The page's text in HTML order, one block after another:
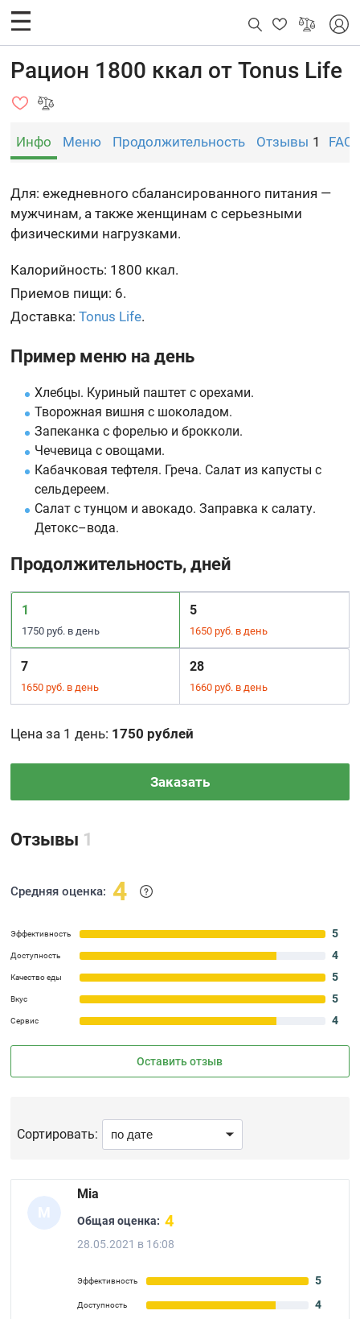
Рацион 1800 ккал от Tonus Life
Инфо Меню Продолжительность Отзывы 1 FAQ
Для: ежедневного сбалансированного питания —
мужчинам, а также женщинам с серьезными
физическими нагрузками.
Калорийность: 1800 ккал.
Приемов пищи: 6.
Доставка:Tonus Life.
Пример меню на день
Хлебцы. Куриный паштет с орехами.
Творожная вишня с шоколадом.
Запеканка с форелью и брокколи.
Чечевица с овощами.
Кабачковая тефтеля. Греча. Салат из капусты с
сельдереем.
Салат с тунцом и авокадо. Заправка к салату.
Детокс–вода.
Продолжительность, дней
1
1750 руб. в день
5
1650 руб. в день
7
1650 руб. в день
28
1660 руб. в день
Цена за 1 день: 1750 рублей
Заказать
Отзывы 1
Средняя оценка: 4
Эффективность 5
Доступность 4
Качество еды 5
Вкус 5
Сервис 4
Оставить отзыв
Сортировать:
M
Mia
Общая оценка: 4
28.05.2021 в 16:08
Эффективность 5
Доступность 4